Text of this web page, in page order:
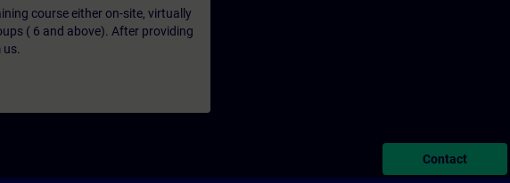
course either on-site, virtually
( 6 and above). After providing
us.
Contact